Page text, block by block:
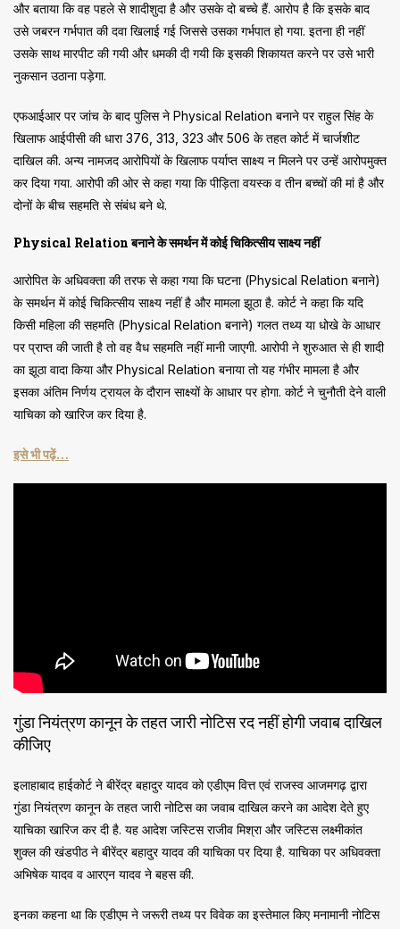
और बताया कि वह पहले से शादीशुदा है और उसके दो बच्चे हैं. आरोप है कि इसके बाद
उसे जबरन गर्भपात की दवा खिलाई गई जिससे उसका गर्भपात हो गया. इतना ही नहीं
उसके साथ मारपीट की गयी और धमकी दी गयी कि इसकी शिकायत करने पर उसे भारी
नुकसान उठाना पड़ेगा.
एफआईआर पर जांच के बाद पुलिस ने Physical Relation बनाने पर राहुल सिंह के
खिलाफ आईपीसी की धारा 376, 313, 323 और 506 के तहत कोर्ट में चार्जशीट
दाखिल की. अन्य नामजद आरोपियों के खिलाफ पर्याप्त साक्ष्य न मिलने पर उन्हें आरोपमुक्त
कर दिया गया. आरोपी की ओर से कहा गया कि पीड़िता वयस्क व तीन बच्चों की मां है और
दोनों के बीच सहमति से संबंध बने थे.
Physical Relation बनाने के समर्थन में कोई चिकित्सीय साक्ष्य नहीं
आरोपित के अधिवक्ता की तरफ से कहा गया कि घटना (Physical Relation बनाने)
के समर्थन में कोई चिकित्सीय साक्ष्य नहीं है और मामला झूठा है. कोर्ट ने कहा कि यदि
किसी महिला की सहमति (Physical Relation बनाने) गलत तथ्य या धोखे के आधार
पर प्राप्त की जाती है तो वह वैध सहमति नहीं मानी जाएगी. आरोपी ने शुरुआत से ही शादी
का झूठा वादा किया और Physical Relation बनाया तो यह गंभीर मामला है और
इसका अंतिम निर्णय ट्रायल के दौरान साक्ष्यों के आधार पर होगा. कोर्ट ने चुनौती देने वाली
याचिका को खारिज कर दिया है.
इसे भी पढ़ें…
गुंडा नियंत्रण कानून के तहत जारी नोटिस रद नहीं होगी जवाब दाखिल
कीजिए
इलाहाबाद हाईकोर्ट ने बीरेंद्र बहादुर यादव को एडीएम वित्त एवं राजस्व आजमगढ़ द्वारा
गुंडा नियंत्रण कानून के तहत जारी नोटिस का जवाब दाखिल करने का आदेश देते हुए
याचिका खारिज कर दी है. यह आदेश जस्टिस राजीव मिश्रा और जस्टिस लक्ष्मीकांत
शुक्ल की खंडपीठ ने बीरेंद्र बहादुर यादव की याचिका पर दिया है. याचिका पर अधिवक्ता
अभिषेक यादव व आरएन यादव ने बहस की.
इनका कहना था कि एडीएम ने जरूरी तथ्य पर विवेक का इस्तेमाल किए मनामानी नोटिस